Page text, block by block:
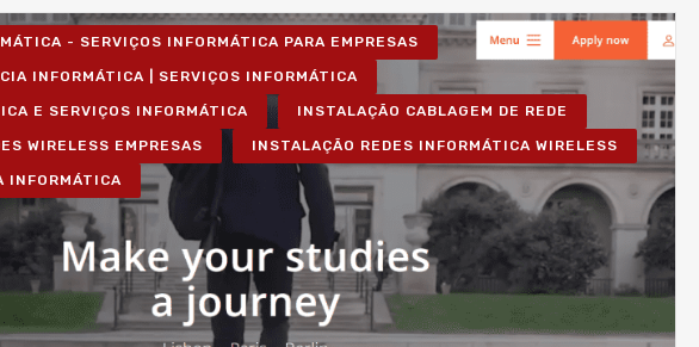
- SERVIÇOS INFORMÁTICA PARA EMPRESAS
INFORMÁTICA | SERVIÇOS INFORMÁTICA
E SERVIÇOS INFORMÁTICA INSTALAÇÃO CABLAGEM DE REDE
WIRELESS EMPRESAS INSTALAÇÃO REDES INFORMÁTICA WIRELESS
INFORMÁTICA